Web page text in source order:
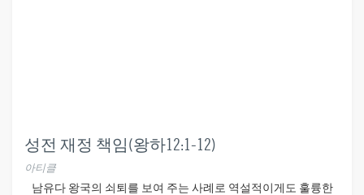
성전 재정 책임(왕하12:1-12)
아티클
남유다 왕국의 쇠퇴를 보여 주는 사례로 역설적이게도 훌륭한